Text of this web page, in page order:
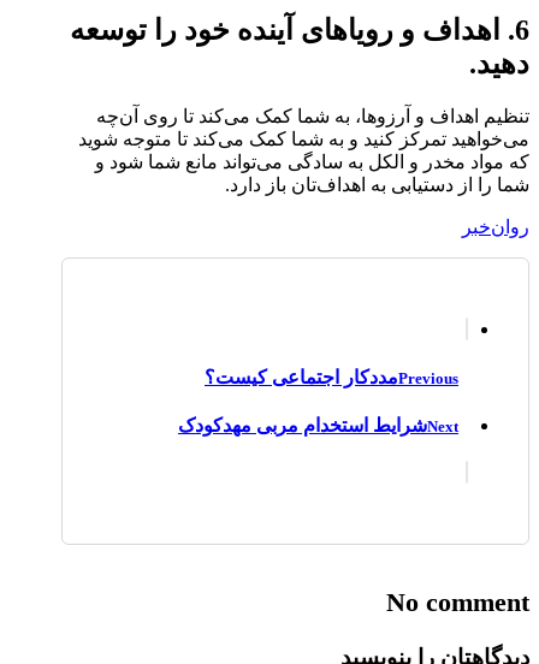
6. اهداف و رویاهای آینده خود را توسعه
دهید.
تنظیم اهداف و آرزوها، به شما کمک می‌کند تا روی آن‌چه
می‌خواهید تمرکز کنید و به شما کمک می‌کند تا متوجه شوید
که مواد مخدر و الکل به سادگی می‌تواند مانع شما شود و
شما را از دستیابی به اهداف‌تان باز دارد.
روان‌خبر
Previousمددکار اجتماعی کیست؟
Nextشرایط استخدام مربی مهدکودک
No comment
دیدگاهتان را بنویسید